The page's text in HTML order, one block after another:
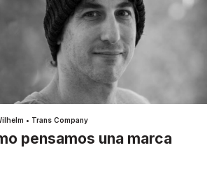
• Trans Company
pensamos una marca